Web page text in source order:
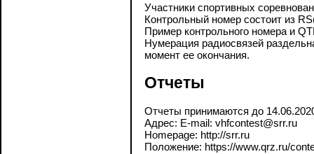
Участники спортивных
Контрольный номер состоит из
Пример контрольного номера и
Нумерация радиосвязей
момент ее окончания.
Отчеты
Отчеты принимаются до
Адрес: E-mail: vhfcontest@srr.ru
Homepage: http://srr.ru
Положение: https://www.qrz.ru/